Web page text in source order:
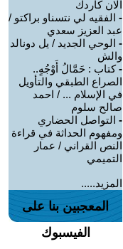
آلان كاردك
- الفقيه لي نتسناو براكتو /
عبد العزيز سعدي
- الوحي الجديد / يل دونالد
والش
-كتاب : حَمَّالُ أَوْجُهٍ..
الصراع الطبقي والتأويل
في الإسلام ... / احمد
صالح سلوم
- التواصل الحضاري
ومفهوم الحداثة في قراءة
النص القراني / عمار
التميمي
المزيد.....
المعجبين بنا على
الفيسبوك